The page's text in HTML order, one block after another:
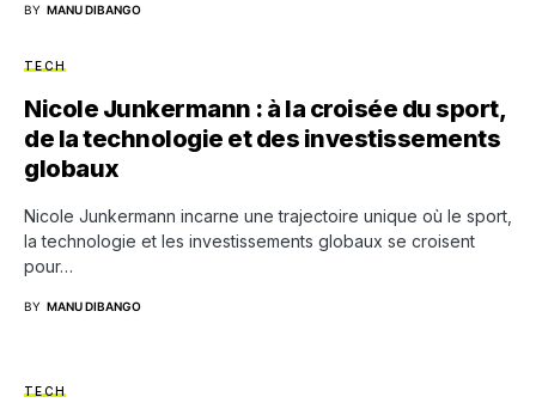
BY MANU DIBANGO
TECH
Nicole Junkermann : à la croisée du sport,
de la technologie et des investissements
globaux
Nicole Junkermann incarne une trajectoire unique où le sport,
la technologie et les investissements globaux se croisent
pour…
BY MANU DIBANGO
TECH